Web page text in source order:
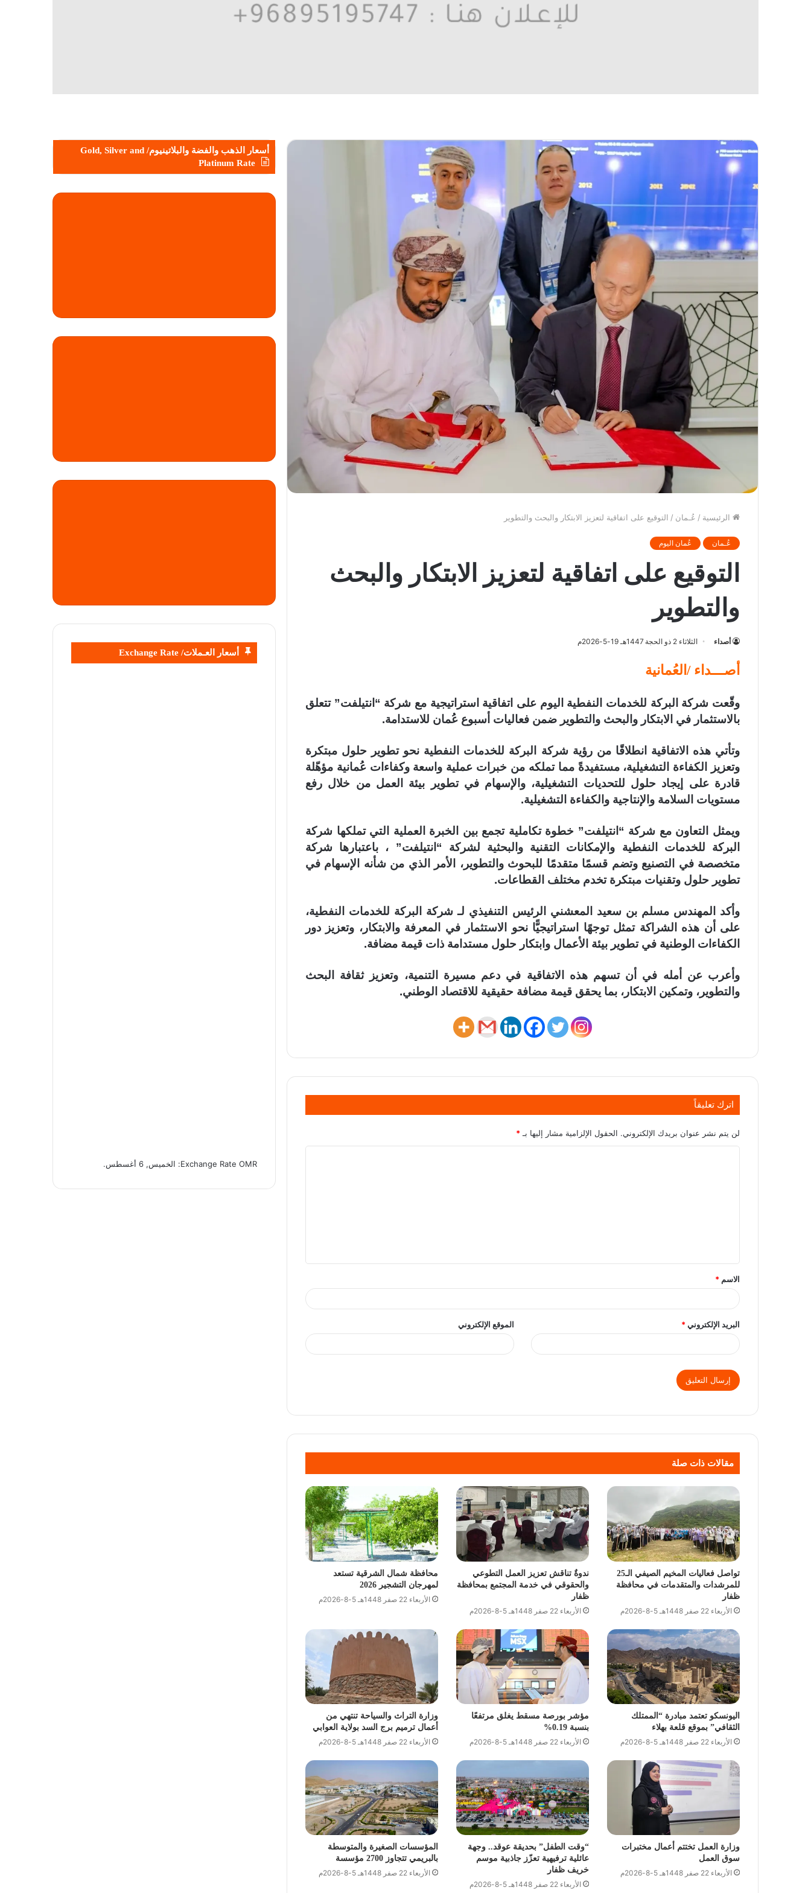
الرئيسية / عُـمان / التوقيع على اتفاقية لتعزيز الابتكار والبحث والتطوير
عُـمان عُمان اليوم
التوقيع على اتفاقية لتعزيز الابتكار والبحث
والتطوير
أصداء الثلاثاء 2 ذو الحجة 1447هـ 19-5-2026م
أصـــداء /العُمانية
وقّعت شركة البركة للخدمات النفطية اليوم على اتفاقية استراتيجية مع شركة “انتيلفت” تتعلق
بالاستثمار في الابتكار والبحث والتطوير ضمن فعاليات أسبوع عُمان للاستدامة.
وتأتي هذه الاتفاقية انطلاقًا من رؤية شركة البركة للخدمات النفطية نحو تطوير حلول مبتكرة
وتعزيز الكفاءة التشغيلية، مستفيدةً مما تملكه من خبرات عملية واسعة وكفاءات عُمانية مؤهّلة
قادرة على إيجاد حلول للتحديات التشغيلية، والإسهام في تطوير بيئة العمل من خلال رفع
مستويات السلامة والإنتاجية والكفاءة التشغيلية.
ويمثل التعاون مع شركة “انتيلفت” خطوة تكاملية تجمع بين الخبرة العملية التي تملكها شركة
البركة للخدمات النفطية والإمكانات التقنية والبحثية لشركة “انتيلفت” ، باعتبارها شركة
متخصصة في التصنيع وتضم قسمًا متقدمًا للبحوث والتطوير، الأمر الذي من شأنه الإسهام في
تطوير حلول وتقنيات مبتكرة تخدم مختلف القطاعات.
وأكد المهندس مسلم بن سعيد المعشني الرئيس التنفيذي لـ شركة البركة للخدمات النفطية،
على أن هذه الشراكة تمثل توجهًا استراتيجيًّا نحو الاستثمار في المعرفة والابتكار، وتعزيز دور
الكفاءات الوطنية في تطوير بيئة الأعمال وابتكار حلول مستدامة ذات قيمة مضافة.
وأعرب عن أمله في أن تسهم هذه الاتفاقية في دعم مسيرة التنمية، وتعزيز ثقافة البحث
والتطوير، وتمكين الابتكار، بما يحقق قيمة مضافة حقيقية للاقتصاد الوطني.
اترك تعليقاً
لن يتم نشر عنوان بريدك الإلكتروني. الحقول الإلزامية مشار إليها بـ*
الاسم *
البريد الإلكتروني* الموقع الإلكتروني
مقالات ذات صلة
تواصل فعاليات المخيم الصيفي الـ25
للمرشدات والمتقدمات في محافظة
ظفار
الأربعاء 22 صفر 1448هـ 5-8-2026م
ندوةٌ تناقش تعزيز العمل التطوعي
والحقوقي في خدمة المجتمع بمحافظة
ظفار
الأربعاء 22 صفر 1448هـ 5-8-2026م
محافظة شمال الشرقية تستعد
لمهرجان التشجير 2026
الأربعاء 22 صفر 1448هـ 5-8-2026م
اليونسكو تعتمد مبادرة “الممتلك
الثقافي” بموقع قلعة بهلاء
الأربعاء 22 صفر 1448هـ 5-8-2026م
مؤشر بورصة مسقط يغلق مرتفعًا
بنسبة 0.19%
الأربعاء 22 صفر 1448هـ 5-8-2026م
وزارة التراث والسياحة تنتهي من
أعمال ترميم برج السد بولاية العوابي
الأربعاء 22 صفر 1448هـ 5-8-2026م
وزارة العمل تختتم أعمال مختبرات
سوق العمل
الأربعاء 22 صفر 1448هـ 5-8-2026م
“وقت الطفل” بحديقة عوقد.. وجهة
عائلية ترفيهية تعزّز جاذبية موسم
خريف ظفار
الأربعاء 22 صفر 1448هـ 5-8-2026م
المؤسسات الصغيرة والمتوسطة
بالبريمي تتجاوز 2700 مؤسسة
الأربعاء 22 صفر 1448هـ 5-8-2026م
أسعار الذهب والفضة والبلاتينيوم/ Gold, Silver and
Platinum Rate
أسعار العـملات/ Exchange Rate
Exchange Rate OMR : الخميس, 6 أغسطس.